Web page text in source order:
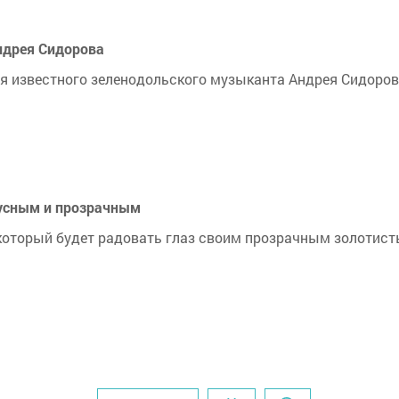
Сидорова
известного зеленодольского музыканта Андрея
и прозрачным
будет радовать глаз своим прозрачным